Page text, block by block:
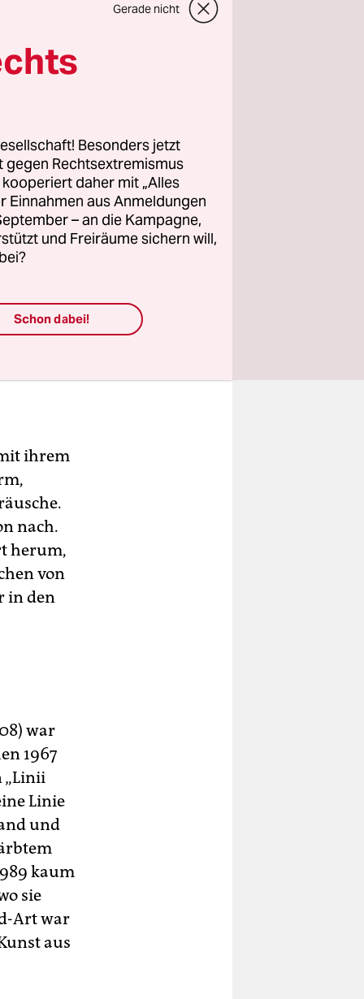
in
machte
ihrem
nach.
herum,
von
in den
war
1967
„Linii
Linie
und
kaum
sie
Art war
aus
Gerade nicht
Besonders jetzt
gegen Rechtsextremismus
daher mit „Alles
Einnahmen aus Anmeldungen
– an die Kampagne,
und Freiräume sichern will,
Schon dabei!